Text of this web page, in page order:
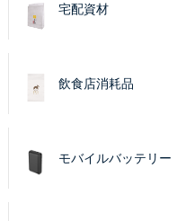
宅配資材
飲食店消耗品
モバイルバッテリー